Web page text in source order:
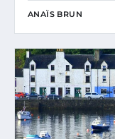
ANAÏS BRUN